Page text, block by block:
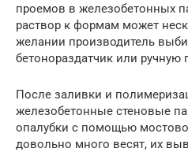
проемов в железобетонных
раствор к формам может
желании производитель
бетонораздатчик или ручную
После заливки и
железобетонные стеновые
опалубки с помощью
довольно много весят, их